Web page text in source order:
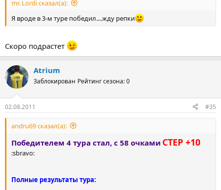
mr. Lordi сказал(а):
Я вроде в 3-м туре победил....жду репки
Скоро подрастет
Atrium
Заблокирован Рейтинг сезона: 0
02.08.2011 #35
andru69 сказал(а):
Победителем 4 тура стал, с 58 очками CTEP +10
:sbravo:
Полные результаты тура: